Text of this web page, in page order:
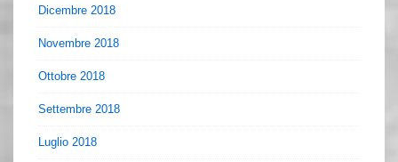
Dicembre 2018
Novembre 2018
Ottobre 2018
Settembre 2018
Luglio 2018